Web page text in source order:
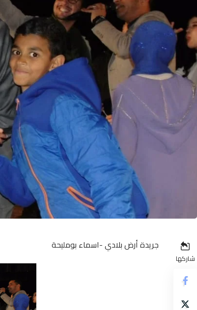
شاركها
جريدة أرض بلادي -اسماء بومليحة